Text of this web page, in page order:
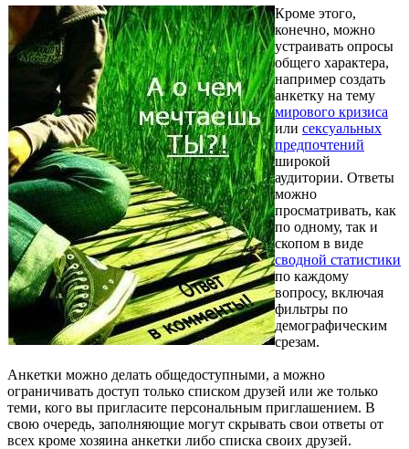
Кроме этого,
конечно, можно
устраивать опросы
общего характера,
например создать
анкетку на тему
мирового кризиса
или сексуальных
предпочтений
широкой
аудитории. Ответы
можно
просматривать, как
по одному, так и
скопом в виде
сводной статистики
по каждому
вопросу, включая
фильтры по
демографическим
срезам.
Анкетки можно делать общедоступными, а можно
ограничивать доступ только списком друзей или же только
теми, кого вы пригласите персональным приглашением. В
свою очередь, заполняющие могут скрывать свои ответы от
всех кроме хозяина анкетки либо списка своих друзей.